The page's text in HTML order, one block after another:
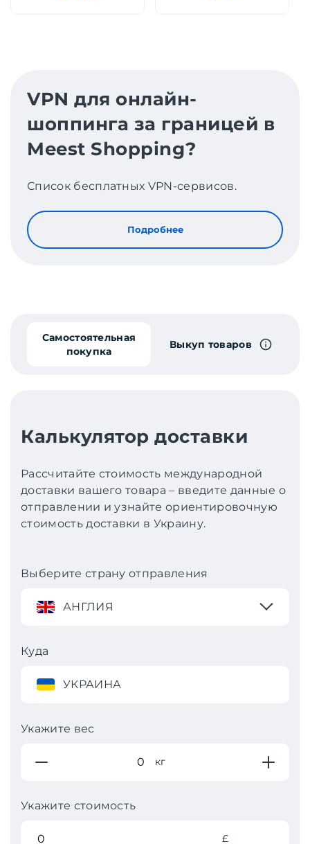
VPN для онлайн-
шоппинга за границей в
Meest Shopping?
Список бесплатных VPN-сервисов.
Подробнее
Самостоятельная
покупка
Выкуп товаров
Калькулятор доставки
Рассчитайте стоимость международной
доставки вашего товара – введите данные о
отправлении и узнайте ориентировочную
стоимость доставки в Украину.
Выберите страну отправления
АНГЛИЯ
Куда
УКРАИНА
Укажите вес
кг
Укажите стоимость
£